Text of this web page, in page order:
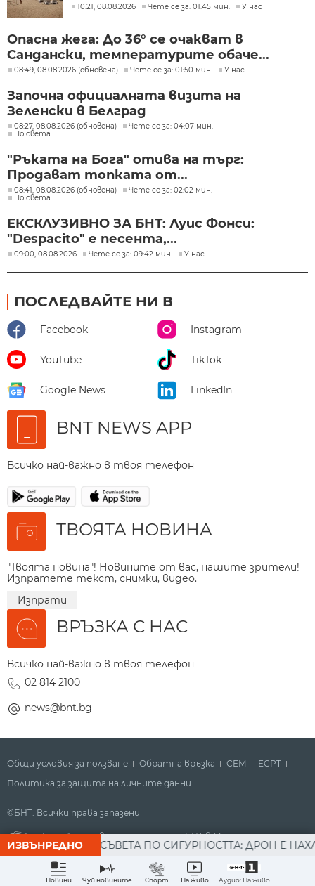
10:21, 08.08.2026 Чете се за: 01:45 мин. У нас
Опасна жега: До 36° се очакват в
Сандански, температурите обаче...
08:49, 08.08.2026 (обновена) Чете се за: 01:50 мин. У нас
Започна официалната визита на
Зеленски в Белград
08:27, 08.08.2026 (обновена)
Чете се за: 04:07 мин.
По света
"Ръката на Бога" отива на търг:
Продават топката от...
08:41, 08.08.2026 (обновена)
Чете се за: 02:02 мин.
По света
ЕКСКЛУЗИВНО ЗА БНТ: Луис Фонси:
"Despacito" е песента,...
09:00, 08.08.2026 Чете се за: 09:42 мин. У нас
ПОСЛЕДВАЙТЕ НИ В
Facebook Instagram
YouTube TikTok
Google News LinkedIn
BNT NEWS APP
Всичко най-важно в твоя телефон
ТВОЯТА НОВИНА
"Твоята новина"! Новините от вас, нашите зрители!
Изпратете текст, снимки, видео.
Изпрати
ВРЪЗКА С НАС
Всичко най-важно в твоя телефон
02 814 2100
news@bnt.bg
ИЗВЪНРЕДНОНА СЪВЕТА ПО СИГУРНОСТТА: ДРОН Е
Новини Чуй новините Спорт На живо Аудио: На живо
Общи условия за ползване Обратна връзка СЕМ
ECPT
Политика за защита на личните данни
©БНТ. Всички права запазени
Гледайте новините за деня на БНТ в Метрото